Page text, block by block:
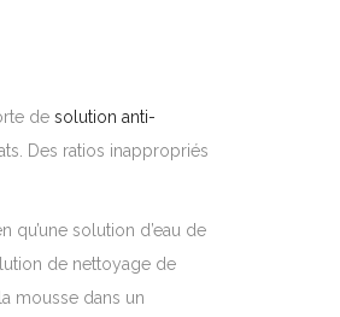
de solution anti-
Des ratios inappropriés
qu’une solution d’eau de
de nettoyage de
mousse dans un